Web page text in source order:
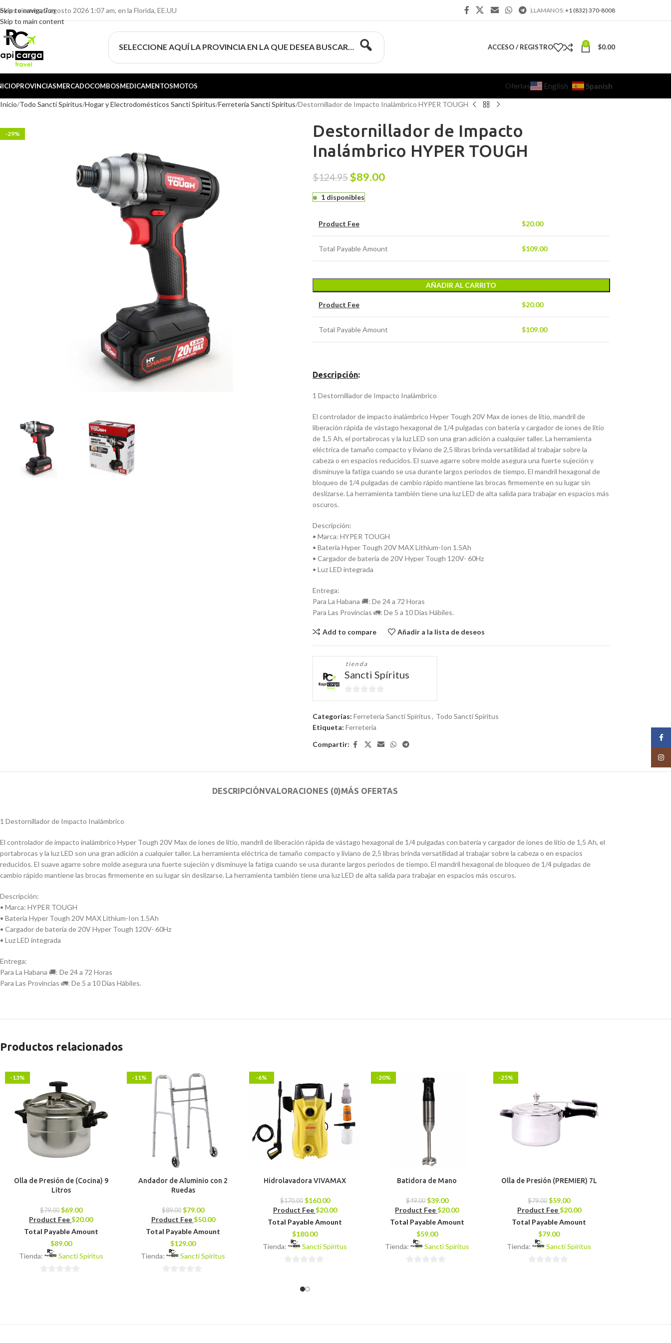
Skip to navigation
Skip to main content
es viernes, 7 agosto 2026 1:07 am, en la Florida, EE.UU LLAMANOS: +1 (832) 370-8008
SELECCIONE AQUÍ LA PROVINCIA EN LA QUE DESEA BUSCAR… ACCESO / REGISTRO 0 $0.00
PROVINCIASMERCADOCOMBOSMEDICAMENTOSMOTOS Ofertas English Spanish
Inicio Todo Sancti Spíritus Hogar y Electrodomésticos Sancti Spíritus Ferretería Sancti Spíritus Destornillador de Impacto Inalámbrico HYPER TOUGH
-29%
Destornillador de Impacto
Inalámbrico HYPER TOUGH
$124.95$89.00
1 disponibles
Product Fee $20.00
Total Payable Amount $109.00
AÑADIR AL CARRITO
Product Fee $20.00
Total Payable Amount $109.00
Descripción:
1 Destornillador de Impacto Inalámbrico
El controlador de impacto inalámbrico Hyper Tough 20V Max de iones de litio, mandril de
liberación rápida de vástago hexagonal de 1/4 pulgadas con batería y cargador de iones de litio
de 1,5 Ah, el portabrocas y la luz LED son una gran adición a cualquier taller. La herramienta
eléctrica de tamaño compacto y liviano de 2,5 libras brinda versatilidad al trabajar sobre la
cabeza o en espacios reducidos. El suave agarre sobre molde asegura una fuerte sujeción y
disminuye la fatiga cuando se usa durante largos períodos de tiempo. El mandril hexagonal de
bloqueo de 1/4 pulgadas de cambio rápido mantiene las brocas firmemente en su lugar sin
deslizarse. La herramienta también tiene una luz LED de alta salida para trabajar en espacios más
oscuros.
Descripción:
• Marca: HYPER TOUGH
• Batería Hyper Tough 20V MAX Lithium-Ion 1.5Ah
• Cargador de batería de 20V Hyper Tough 120V- 60Hz
• Luz LED integrada
Entrega:
Para La Habana 🚚: De 24 a 72 Horas
Para Las Provincias 🚛: De 5 a 10 Días Hábiles.
Add to compare Añadir a la lista de deseos
tienda
Sancti Spíritus
0
Categorías: Ferretería Sancti Spíritus, Todo Sancti Spíritus
Etiqueta: Ferretería
Compartir:
DESCRIPCIÓNVALORACIONES (0)MÁS OFERTAS
1 Destornillador de Impacto Inalámbrico
El controlador de impacto inalámbrico Hyper Tough 20V Max de iones de litio, mandril de liberación rápida de vástago hexagonal de 1/4 pulgadas con batería y cargador de iones de litio de 1,5 Ah, el
portabrocas y la luz LED son una gran adición a cualquier taller. La herramienta eléctrica de tamaño compacto y liviano de 2,5 libras brinda versatilidad al trabajar sobre la cabeza o en espacios
reducidos. El suave agarre sobre molde asegura una fuerte sujeción y disminuye la fatiga cuando se usa durante largos períodos de tiempo. El mandril hexagonal de bloqueo de 1/4 pulgadas de
cambio rápido mantiene las brocas firmemente en su lugar sin deslizarse. La herramienta también tiene una luz LED de alta salida para trabajar en espacios más oscuros.
Descripción:
• Marca: HYPER TOUGH
• Batería Hyper Tough 20V MAX Lithium-Ion 1.5Ah
• Cargador de batería de 20V Hyper Tough 120V- 60Hz
• Luz LED integrada
Entrega:
Para La Habana 🚚: De 24 a 72 Horas
Para Las Provincias 🚛: De 5 a 10 Días Hábiles.
Productos relacionados
-13%
Olla de Presión de (Cocina) 9
Litros
$79.00 $69.00
Product Fee$20.00
Total Payable Amount
$89.00
Tienda:
Sancti Spíritus
-11%
Andador de Aluminio con 2
Ruedas
$89.00 $79.00
Product Fee $50.00
Total Payable Amount
$129.00
Tienda:
Sancti Spíritus
-6%
Hidrolavadora VIVAMAX
$170.00 $160.00
Product Fee$20.00
Total Payable Amount
$180.00
Tienda:
Sancti Spíritus
-20%
Batidora de Mano
$49.00 $39.00
Product Fee$20.00
Total Payable Amount
$59.00
Tienda:
Sancti Spíritus
-25%
Olla de Presión (PREMIER) 7L
$79.00 $59.00
Product Fee$20.00
Total Payable Amount
$79.00
Tienda:
Sancti Spíritus